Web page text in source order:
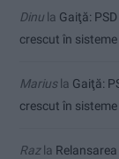
Dinu la Gaiţă:
crescut în
Mariusla Gaiţă:
crescut în
Razla